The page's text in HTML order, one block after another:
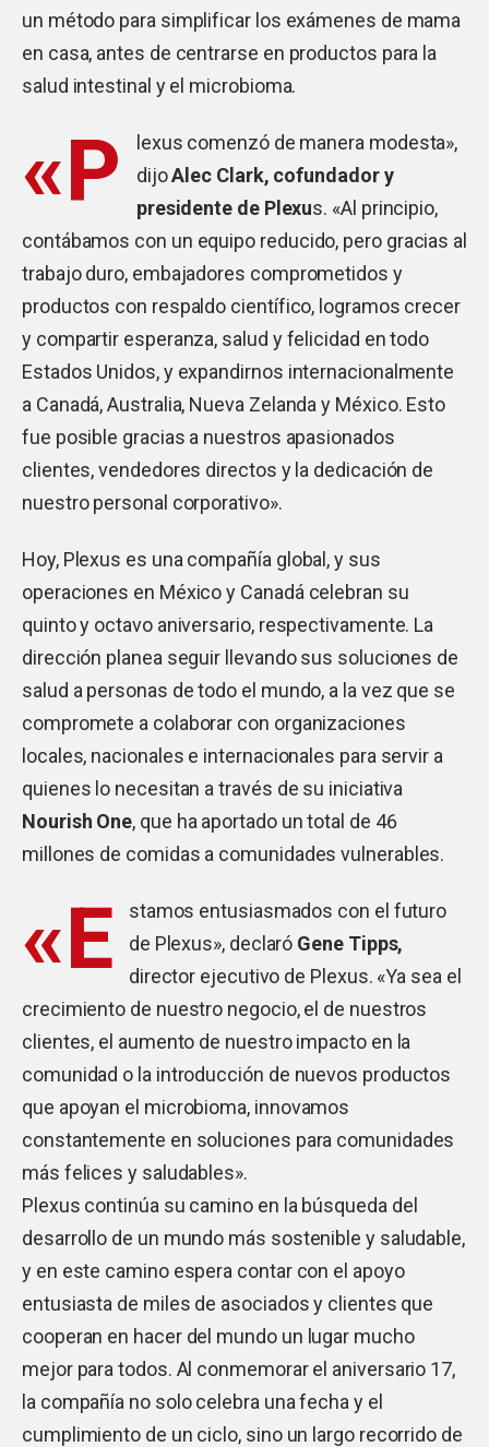
un método para simplificar los exámenes de mama
en casa, antes de centrarse en productos para la
salud intestinal y el microbioma.
«P
lexus comenzó de manera modesta»,
dijoAlec Clark, cofundador y
presidente de Plexus. «Al principio,
contábamos con un equipo reducido, pero gracias al
trabajo duro, embajadores comprometidos y
productos con respaldo científico, logramos crecer
y compartir esperanza, salud y felicidad en todo
Estados Unidos, y expandirnos internacionalmente
a Canadá, Australia, Nueva Zelanda y México. Esto
fue posible gracias a nuestros apasionados
clientes, vendedores directos y la dedicación de
nuestro personal corporativo».
Hoy, Plexus es una compañía global, y sus
operaciones en México y Canadá celebran su
quinto y octavo aniversario, respectivamente. La
dirección planea seguir llevando sus soluciones de
salud a personas de todo el mundo, a la vez que se
compromete a colaborar con organizaciones
locales, nacionales e internacionales para servir a
quienes lo necesitan a través de su iniciativa
Nourish One, que ha aportado un total de 46
millones de comidas a comunidades vulnerables.
«E
stamos entusiasmados con el futuro
de Plexus», declaró Gene Tipps,
director ejecutivo de Plexus. «Ya sea el
crecimiento de nuestro negocio, el de nuestros
clientes, el aumento de nuestro impacto en la
comunidad o la introducción de nuevos productos
que apoyan el microbioma, innovamos
constantemente en soluciones para comunidades
más felices y saludables».
Plexus continúa su camino en la búsqueda del
desarrollo de un mundo más sostenible y saludable,
y en este camino espera contar con el apoyo
entusiasta de miles de asociados y clientes que
cooperan en hacer del mundo un lugar mucho
mejor para todos. Al conmemorar el aniversario 17,
la compañía no solo celebra una fecha y el
cumplimiento de un ciclo, sino un largo recorrido de